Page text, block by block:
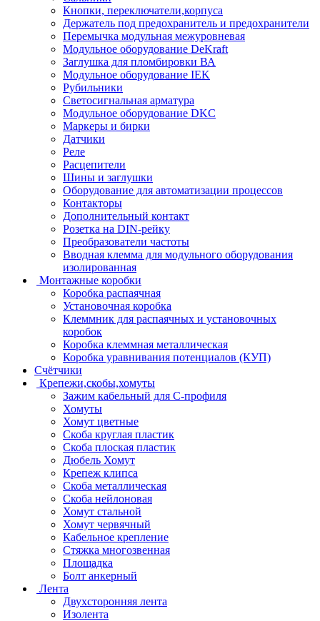
Кнопки, переключатели,корпуса
Держатель под предохранитель и предохранители
Перемычка модульная межуровневая
Модульное оборудование DeKraft
Заглушка для пломбировки ВА
Модульное оборудование IEK
Рубильники
Светосигнальная арматура
Модульное оборудование DKC
Маркеры и бирки
Датчики
Реле
Расцепители
Шины и заглушки
Оборудование для автоматизации процессов
Контакторы
Дополнительный контакт
Розетка на DIN-рейку
Преобразователи частоты
Вводная клемма для модульного оборудования
изолированная
Монтажные коробки
Коробка распаячная
Установочная коробка
Клеммник для распаячных и установочных
коробок
Коробка клеммная металлическая
Коробка уравнивания потенциалов (КУП)
Счётчики
Крепежи,скобы,хомуты
Зажим кабельный для С-профиля
Хомуты
Хомут цветные
Скоба круглая пластик
Скоба плоская пластик
Дюбель Хомут
Крепеж клипса
Скоба металлическая
Скоба нейлоновая
Хомут стальной
Хомут червячный
Кабельное крепление
Стяжка многозвенная
Площадка
Болт анкерный
Лента
Двухсторонняя лента
Изолента